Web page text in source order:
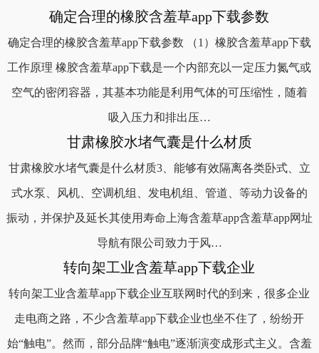
确定合理的橡胶含羞草app下载参数
确定合理的橡胶含羞草app下载参数 （1）橡胶含羞草app下载
工作原理 橡胶含羞草app下载是一个内部充以一定压力氮气或
空气的密闭容器，其基本功能是利用气体的可压缩性，随着
吸入压力和排出压…
甘肃橡胶水堵气囊是什么材质
甘肃橡胶水堵气囊是什么材质3、能够有效隔离各类卧式、立
式水泵、风机、空调机组、发电机组、管道、等动力设备的
振动，并保护及延长其使用寿命上海含羞草app含羞草app网址
导航有限公司致力于风…
转向架工业含羞草app下载企业
转向架工业含羞草app下载企业互联网时代的到来，很多企业
走电商之路，不少含羞草app下载企业也坐不住了，纷纷开
始“触电”。然而，部分品牌“触电”逐渐演变成形式主义。含羞